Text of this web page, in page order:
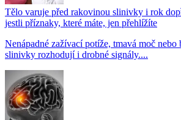
Tělo varuje před rakovinou slinivky i rok
jestli příznaky, které máte, jen přehlížíte
Nenápadné zažívací potíže, tmavá moč
slinivky rozhodují i drobné signály....